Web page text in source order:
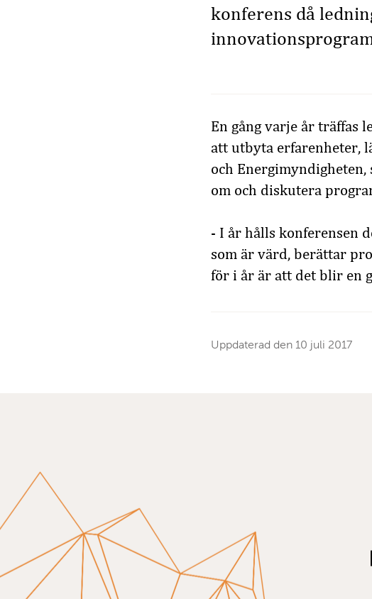
konferens då
En gång varje år träffas
att utbyta erfarenheter,
och
om och diskutera
- I år hålls konferensen
som är värd, berättar
för i år är att det blir en
Uppdaterad den 10 juli 2017